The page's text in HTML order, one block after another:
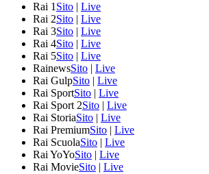
Rai 1 Sito | Live
Rai 2Sito | Live
Rai 3Sito | Live
Rai 4Sito | Live
Rai 5Sito | Live
RainewsSito | Live
Rai GulpSito | Live
Rai SportSito | Live
Rai Sport 2Sito | Live
Rai StoriaSito | Live
Rai PremiumSito | Live
Rai ScuolaSito | Live
Rai YoYoSito | Live
Rai MovieSito | Live